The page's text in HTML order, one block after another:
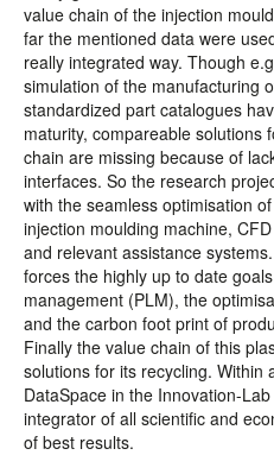
value chain of the injection
far the mentioned data were
really integrated way. Though
simulation of the manufacturing
standardized part catalogues
maturity, compareable solutions
chain are missing because of
interfaces. So the research
with the seamless optimisation
injection moulding machine,
and relevant assistance
forces the highly up to date
management (PLM), the
and the carbon foot print of
Finally the value chain of this
solutions for its recycling. Within
DataSpace in the Innovation-
integrator of all scientific and
of best results.